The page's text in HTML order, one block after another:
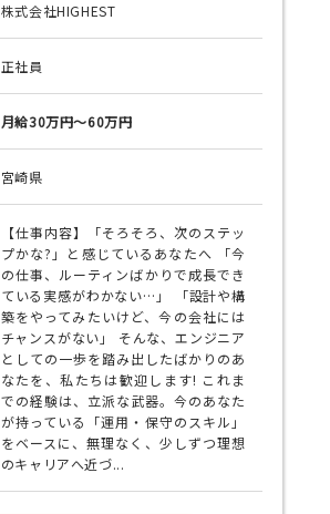
株式会社HIGHEST
正社員
月給30万円～60万円
宮崎県
【仕事内容】「そろそろ、次のステッ
プかな?」と感じているあなたへ 「今
の仕事、ルーティンばかりで成長でき
ている実感がわかない…」 「設計や構
築をやってみたいけど、今の会社には
チャンスがない」 そんな、エンジニア
としての一歩を踏み出したばかりのあ
なたを、私たちは歓迎します! これま
での経験は、立派な武器。今のあなた
が持っている「運用・保守のスキル」
をベースに、無理なく、少しずつ理想
のキャリアへ近づ...